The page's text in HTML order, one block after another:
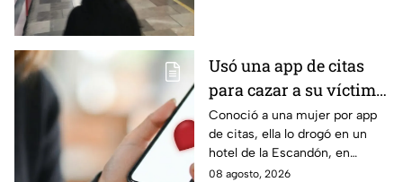
Usó una app de citas
para cazar a su víctima:
Así operaba Ivette "N"
antes de huir a Puebla;
ya está detenida
Conoció a una mujer por app
de citas, ella lo drogó en un
hotel de la Escandón, en
CDMX, para robarle el auto y
08 agosto, 2026